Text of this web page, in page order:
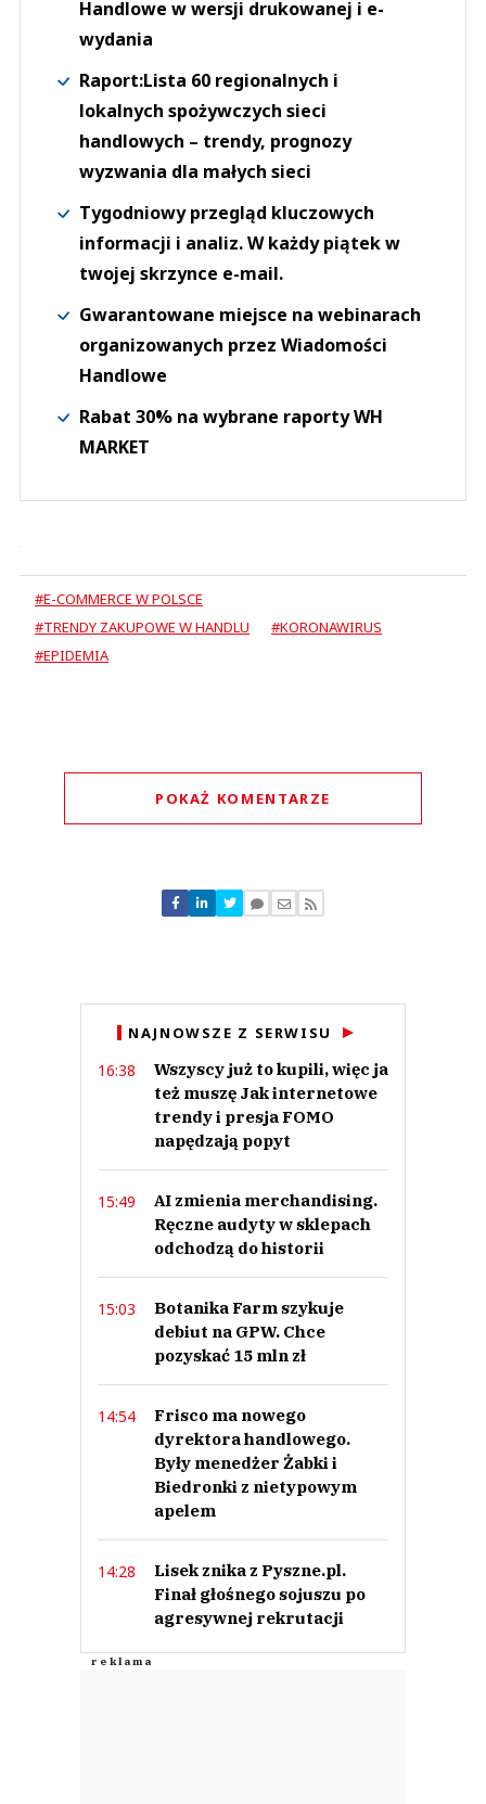
Handlowe w wersji drukowanej i e-
wydania
Raport:Lista 60 regionalnych i
lokalnych spożywczych sieci
handlowych – trendy, prognozy
wyzwania dla małych sieci
Tygodniowy przegląd kluczowych
informacji i analiz. W każdy piątek w
twojej skrzynce e-mail.
Gwarantowane miejsce na webinarach
organizowanych przez Wiadomości
Handlowe
Rabat 30% na wybrane raporty WH
MARKET
#E-COMMERCE W POLSCE
#TRENDY ZAKUPOWE W HANDLU
#KORONAWIRUS
#EPIDEMIA
POKAŻ KOMENTARZE
Nie znaleziono komentarzy
Zostaw swoje komentarze
NAJNOWSZE Z SERWISU
16:38
Wszyscy już to kupili, więc ja
też muszę Jak internetowe
trendy i presja FOMO
napędzają popyt
15:49
AI zmienia merchandising.
Ręczne audyty w sklepach
odchodzą do historii
15:03
Botanika Farm szykuje
debiut na GPW. Chce
pozyskać 15 mln zł
14:54
Frisco ma nowego
dyrektora handlowego.
Były menedżer Żabki i
Biedronki z nietypowym
apelem
14:28
Lisek znika z Pyszne.pl.
Finał głośnego sojuszu po
agresywnej rekrutacji